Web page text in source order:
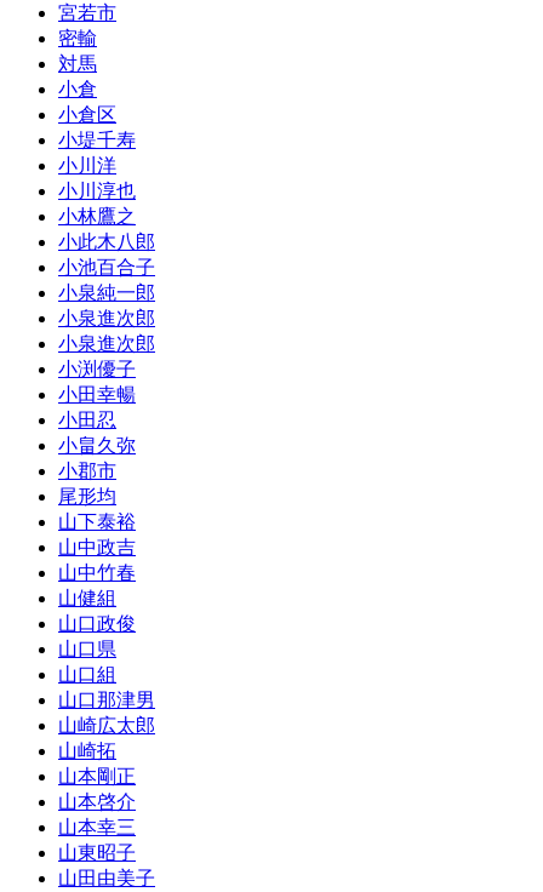
宮若市
密輸
対馬
小倉
小倉区
小堤千寿
小川洋
小川淳也
小林鷹之
小此木八郎
小池百合子
小泉純一郎
小泉進次郎
小泉進次郎
小渕優子
小田幸暢
小田忍
小畠久弥
小郡市
尾形均
山下泰裕
山中政吉
山中竹春
山健組
山口政俊
山口県
山口組
山口那津男
山崎広太郎
山崎拓
山本剛正
山本啓介
山本幸三
山東昭子
山田由美子